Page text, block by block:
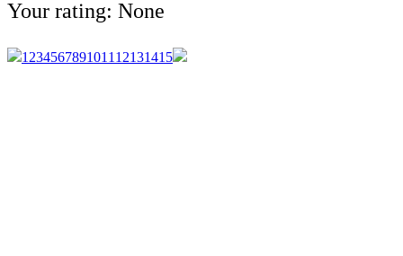
Your rating: None
1 234567891011 12131415